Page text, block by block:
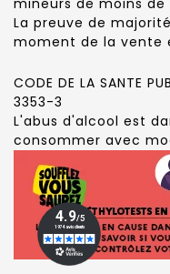
La preuve de
moment de la vente
CODE DE LA SANTE
3353-3
L'abus d'alcool est
consommer avec